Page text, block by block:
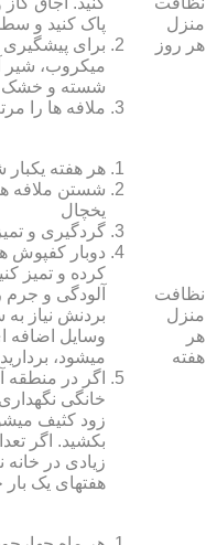
منزل
هر روز
پاک کنید و
برای
میکروب، شیر
شسته و خشک
ملافه‏ ها را
نظافت
منزل
هر
هفته
هر هفته
یخچال
گردگیری و
دوبار کفپوش‏
کرده و تمیز
آلودگی و جرم
بردنش نیاز
وسایل اضافه
می‏شود،
اگر در منطقه
خانگی نگهداری
زود کثیف
بکشید. اگر
زیادی در خانه
هفته‏ای یک